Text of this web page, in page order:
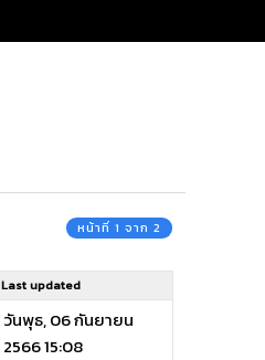
หน้าที่ 1 จาก 2
Last updated
วันพุธ, 06 กันยายน
2566 15:08